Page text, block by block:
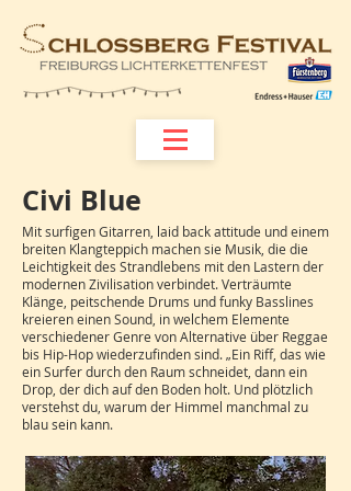
Civi Blue
Mit surfigen Gitarren, laid back attitude und einem
breiten Klangteppich machen sie Musik, die die
Leichtigkeit des Strandlebens mit den Lastern der
modernen Zivilisation verbindet. Verträumte
Klänge, peitschende Drums und funky Basslines
kreieren einen Sound, in welchem Elemente
verschiedener Genre von Alternative über Reggae
bis Hip-Hop wiederzufinden sind. „Ein Riff, das wie
ein Surfer durch den Raum schneidet, dann ein
Drop, der dich auf den Boden holt. Und plötzlich
verstehst du, warum der Himmel manchmal zu
blau sein kann.